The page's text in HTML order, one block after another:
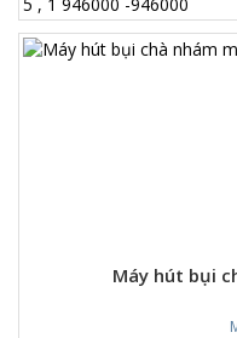
Máy hút bụi